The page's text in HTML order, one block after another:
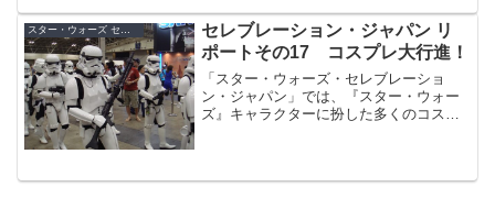
セレブレーション・ジャパン リ
ポートその17 コスプレ大行進！
「スター・ウォーズ・セレブレーショ
ン・ジャパン」では、『スター・ウォー
ズ』キャラクターに扮した多くのコスプ